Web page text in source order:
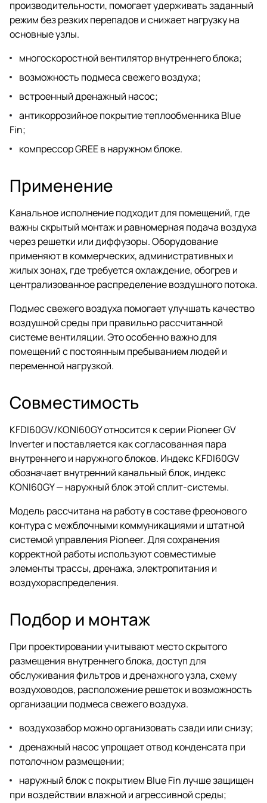
производительности, помогает удерживать заданный
режим без резких перепадов и снижает нагрузку на
основные узлы.
многоскоростной вентилятор внутреннего блока;
возможность подмеса свежего воздуха;
встроенный дренажный насос;
антикоррозийное покрытие теплообменника Blue
Fin;
компрессор GREE в наружном блоке.
Применение
Канальное исполнение подходит для помещений, где
важны скрытый монтаж и равномерная подача воздуха
через решетки или диффузоры. Оборудование
применяют в коммерческих, административных и
жилых зонах, где требуется охлаждение, обогрев и
централизованное распределение воздушного потока.
Подмес свежего воздуха помогает улучшать качество
воздушной среды при правильно рассчитанной
системе вентиляции. Это особенно важно для
помещений с постоянным пребыванием людей и
переменной нагрузкой.
Совместимость
KFDI60GV/KONI60GY относится к серии Pioneer GV
Inverter и поставляется как согласованная пара
внутреннего и наружного блоков. Индекс KFDI60GV
обозначает внутренний канальный блок, индекс
KONI60GY — наружный блок этой сплит-системы.
Модель рассчитана на работу в составе фреонового
контура с межблочными коммуникациями и штатной
системой управления Pioneer. Для сохранения
корректной работы используют совместимые
элементы трассы, дренажа, электропитания и
воздухораспределения.
Подбор и монтаж
При проектировании учитывают место скрытого
размещения внутреннего блока, доступ для
обслуживания фильтров и дренажного узла, схему
воздуховодов, расположение решеток и возможность
организации подмеса свежего воздуха.
воздухозабор можно организовать сзади или снизу;
дренажный насос упрощает отвод конденсата при
потолочном размещении;
наружный блок с покрытием Blue Fin лучше защищен
при воздействии влажной и агрессивной среды;